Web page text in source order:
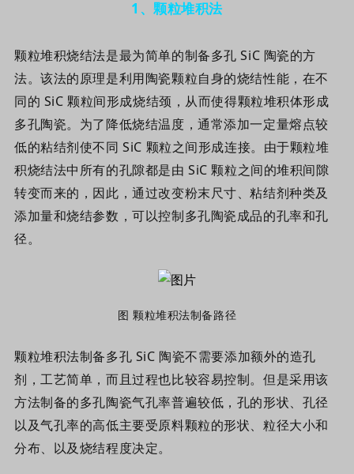
1 、颗粒堆积法
颗粒堆积烧结法是最为简单的制备多孔 SiC 陶瓷的方
法。该法的原理是利用陶瓷颗粒自身的烧结性能，在不
同的 SiC 颗粒间形成烧结颈，从而使得颗粒堆积体形成
多孔陶瓷。为了降低烧结温度，通常添加一定量熔点较
低的粘结剂使不同 SiC 颗粒之间形成连接。由于颗粒堆
积烧结法中所有的孔隙都是由 SiC 颗粒之间的堆积间隙
转变而来的，因此，通过改变粉末尺寸、粘结剂种类及
添加量和烧结参数，可以控制多孔陶瓷成品的孔率和孔
径。
图 颗粒堆积法制备路径
颗粒堆积法制备多孔 SiC 陶瓷不需要添加额外的造孔
剂，工艺简单，而且过程也比较容易控制。但是采用该
方法制备的多孔陶瓷气孔率普遍较低，孔的形状、孔径
以及气孔率的高低主要受原料颗粒的形状、粒径大小和
分布、以及烧结程度决定。